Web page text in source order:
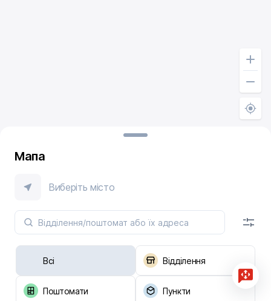
Мапа
Виберіть місто
Всі Відділення
Поштомати Пункти